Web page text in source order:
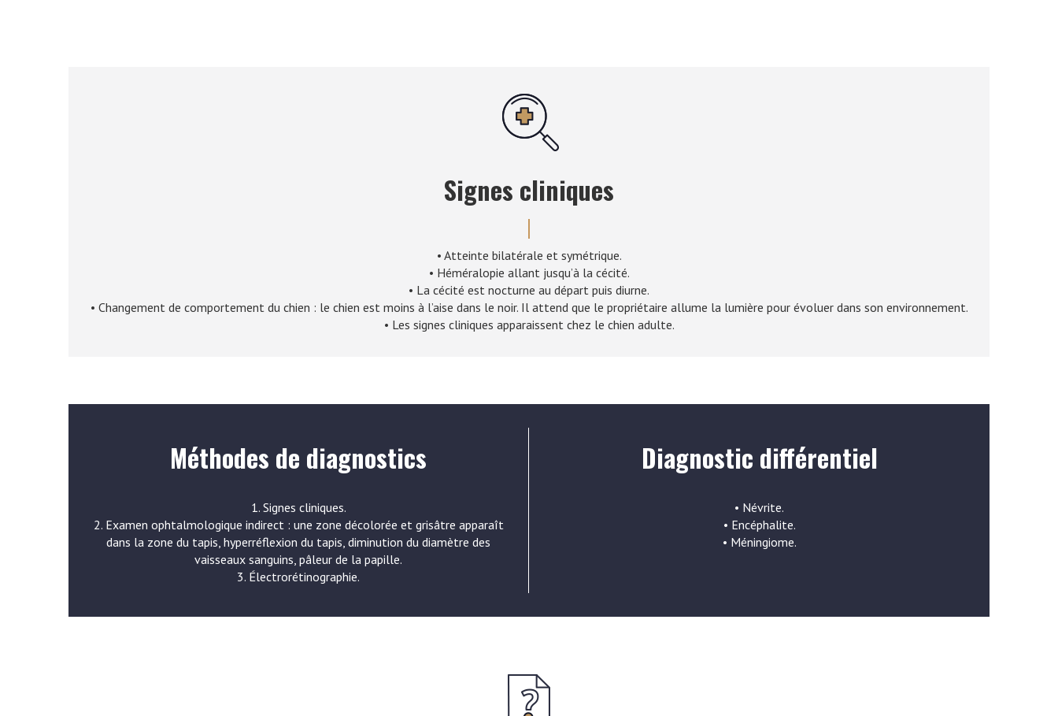
Signes cliniques
• Atteinte bilatérale et symétrique.
• Héméralopie allant jusqu’à la cécité.
• La cécité est nocturne au départ puis diurne.
• Changement de comportement du chien : le chien est moins à l’aise dans le noir. Il attend que le propriétaire allume la lumière pour évoluer dans son environnement.
• Les signes cliniques apparaissent chez le chien adulte.
Méthodes de diagnostics
1. Signes cliniques.
2. Examen ophtalmologique indirect : une zone décolorée et grisâtre apparaît
dans la zone du tapis, hyperréflexion du tapis, diminution du diamètre des
vaisseaux sanguins, pâleur de la papille.
3. Électrorétinographie.
Diagnostic différentiel
• Névrite.
• Encéphalite.
• Méningiome.